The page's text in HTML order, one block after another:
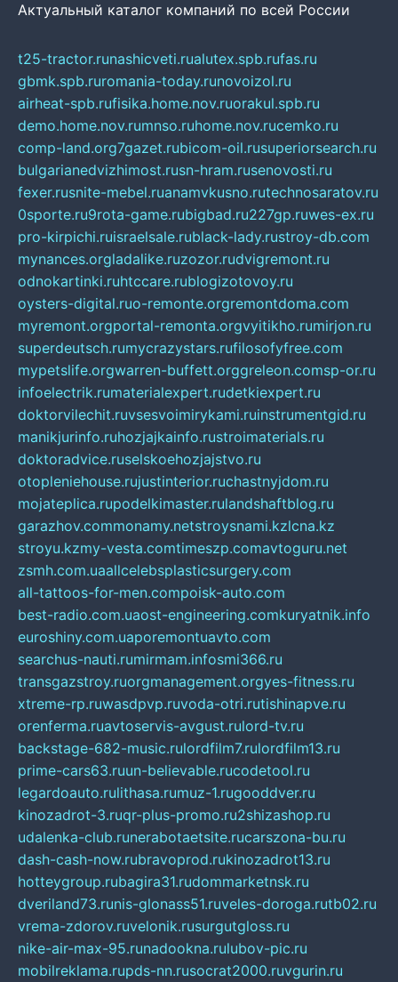
Актуальный каталог компаний по всей России
t25-tractor.runashicveti.rualutex.spb.rufas.ru
gbmk.spb.ruromania-today.runovoizol.ru
airheat-spb.rufisika.home.nov.ruorakul.spb.ru
demo.home.nov.rumnso.ruhome.nov.rucemko.ru
comp-land.org7gazet.rubicom-oil.rusuperiorsearch.ru
bulgarianedvizhimost.rusn-hram.rusenovosti.ru
fexer.rusnite-mebel.ruanamvkusno.rutechnosaratov.ru
0sporte.ru9rota-game.rubigbad.ru227gp.ruwes-ex.ru
pro-kirpichi.ruisraelsale.rublack-lady.rustroy-db.com
mynances.orgladalike.ruzozor.rudvigremont.ru
odnokartinki.ruhtccare.rublogizotovoy.ru
oysters-digital.ruo-remonte.orgremontdoma.com
myremont.orgportal-remonta.orgvyitikho.rumirjon.ru
superdeutsch.rumycrazystars.rufilosofyfree.com
mypetslife.orgwarren-buffett.orggreleon.comsp-or.ru
infoelectrik.rumaterialexpert.rudetkiexpert.ru
doktorvilechit.ruvsesvoimirykami.ruinstrumentgid.ru
manikjurinfo.ruhozjajkainfo.rustroimaterials.ru
doktoradvice.ruselskoehozjajstvo.ru
otopleniehouse.rujustinterior.ruchastnyjdom.ru
mojateplica.rupodelkimaster.rulandshaftblog.ru
garazhov.commonamy.netstroysnami.kzlcna.kz
stroyu.kzmy-vesta.comtimeszp.comavtoguru.net
zsmh.com.uaallcelebsplasticsurgery.com
all-tattoos-for-men.compoisk-auto.com
best-radio.com.uaost-engineering.comkuryatnik.info
euroshiny.com.uaporemontuavto.com
searchus-nauti.rumirmam.infosmi366.ru
transgazstroy.ruorgmanagement.orgyes-fitness.ru
xtreme-rp.ruwasdpvp.ruvoda-otri.rutishinapve.ru
orenferma.ruavtoservis-avgust.rulord-tv.ru
backstage-682-music.rulordfilm7.rulordfilm13.ru
prime-cars63.ruun-believable.rucodetool.ru
legardoauto.rulithasa.rumuz-1.rugooddver.ru
kinozadrot-3.ruqr-plus-promo.ru2shizashop.ru
udalenka-club.runerabotaetsite.rucarszona-bu.ru
dash-cash-now.rubravoprod.rukinozadrot13.ru
hotteygroup.rubagira31.rudommarketnsk.ru
dveriland73.runis-glonass51.ruveles-doroga.rutb02.ru
vrema-zdorov.ruvelonik.rusurgutgloss.ru
nike-air-max-95.runadookna.rulubov-pic.ru
mobilreklama.rupds-nn.rusocrat2000.ruvgurin.ru